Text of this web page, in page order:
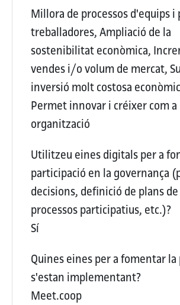
Millora de processos d'equips i
treballadores, Ampliació de la
sostenibilitat econòmica,
vendes i/o volum de mercat,
inversió molt costosa
Permet innovar i créixer com a
organització
Utilitzeu eines digitals per a
participació en la governança
decisions, definició de plans
processos participatius, etc.)?
Sí
Quines eines per a fomentar
s'estan implementant?
Meet.coop